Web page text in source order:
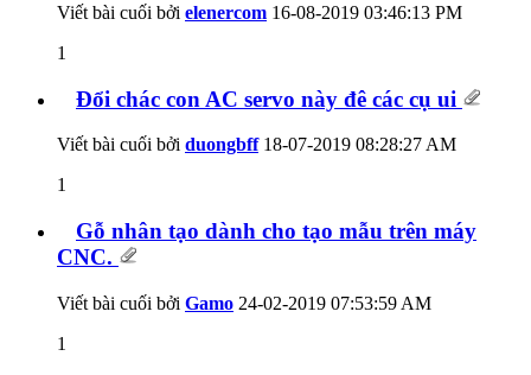
Viết bài cuối bởi elenercom 16-08-2019 03:46:13 PM
1
Đổi chác con AC servo này đê các cụ ui
Viết bài cuối bởi duongbff18-07-2019 08:28:27 AM
1
Gỗ nhân tạo dành cho tạo mẫu trên máy
CNC.
Viết bài cuối bởi Gamo 24-02-2019 07:53:59 AM
1